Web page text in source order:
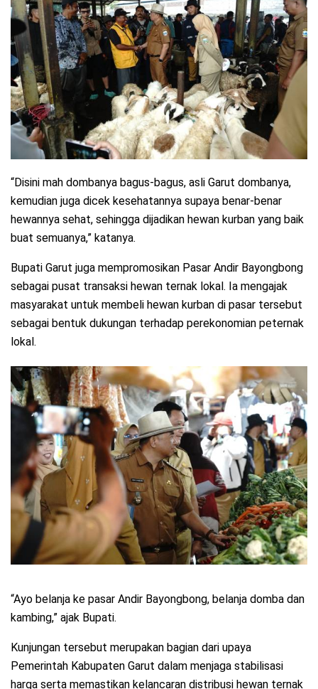
“Disini mah dombanya bagus-bagus, asli Garut dombanya,
kemudian juga dicek kesehatannya supaya benar-benar
hewannya sehat, sehingga dijadikan hewan kurban yang baik
buat semuanya,” katanya.
Bupati Garut juga mempromosikan Pasar Andir Bayongbong
sebagai pusat transaksi hewan ternak lokal. Ia mengajak
masyarakat untuk membeli hewan kurban di pasar tersebut
sebagai bentuk dukungan terhadap perekonomian peternak
lokal.
“Ayo belanja ke pasar Andir Bayongbong, belanja domba dan
kambing,” ajak Bupati.
Kunjungan tersebut merupakan bagian dari upaya
Pemerintah Kabupaten Garut dalam menjaga stabilisasi
harga serta memastikan kelancaran distribusi hewan ternak